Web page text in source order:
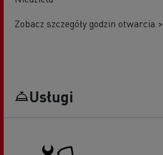
Zobacz szczegóły godzin otwarcia >
Usługi